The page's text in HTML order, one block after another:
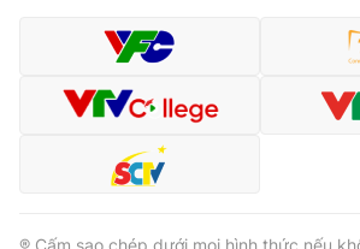
® Cấm sao chép dưới mọi hình thức nếu